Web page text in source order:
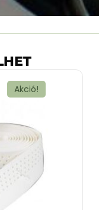
Akció!